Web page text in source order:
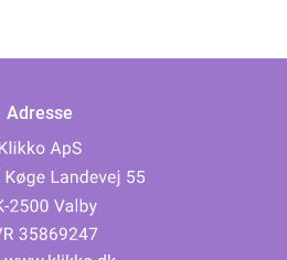
Adresse